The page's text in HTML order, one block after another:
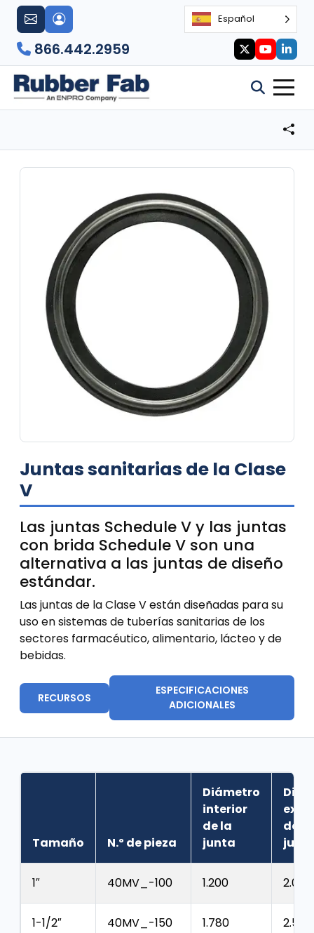
Español
866.442.2959
Juntas sanitarias de la Clase
V
Las juntas Schedule V y las juntas
con brida Schedule V son una
alternativa a las juntas de diseño
estándar.
Las juntas de la Clase V están diseñadas para su
uso en sistemas de tuberías sanitarias de los
sectores farmacéutico, alimentario, lácteo y de
bebidas.
RECURSOS
ESPECIFICACIONES
ADICIONALES
Tamaño N.º de pieza
Diámetro
interior
de la
junta
de la
1″ 40MV_-100 1.200 2.000
1-1/2″ 40MV_-150 1.780 2.520